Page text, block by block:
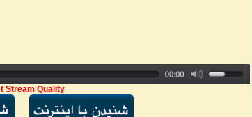
Stream Quality